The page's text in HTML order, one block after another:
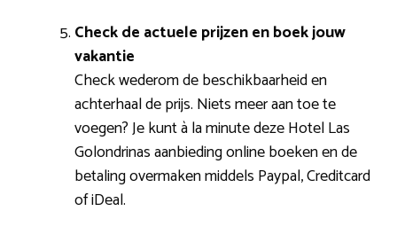
Check de actuele prijzen en boek jouw
vakantie
Check wederom de beschikbaarheid en
achterhaal de prijs. Niets meer aan toe te
voegen? Je kunt à la minute deze Hotel Las
Golondrinas aanbieding online boeken en de
betaling overmaken middels Paypal, Creditcard
of iDeal.